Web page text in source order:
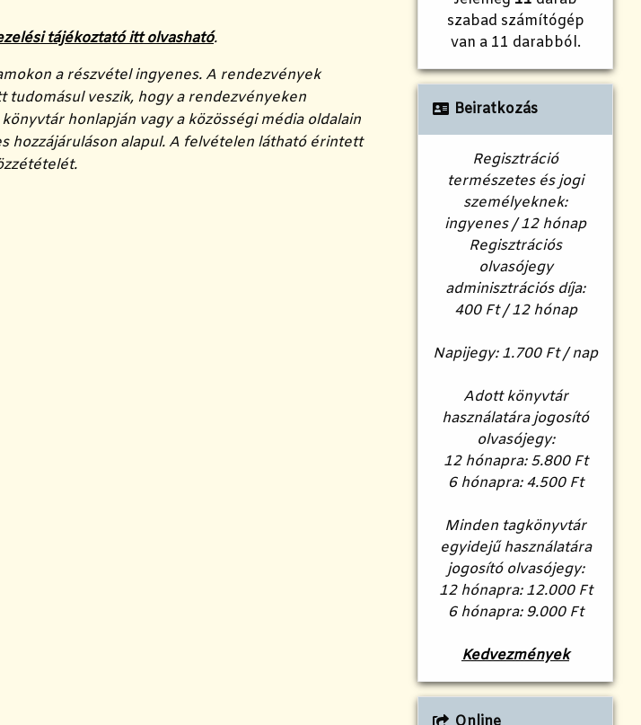
tájékoztató itt olvasható.
a részvétel ingyenes. A rendezvények
veszik, hogy a rendezvényeken
honlapján vagy a közösségi média oldalain
hozzájáruláson alapul. A felvételen látható érintett
szabad számítógép
van a 11 darabból.
Beiratkozás
Regisztráció
természetes és jogi
személyeknek:
ingyenes / 12 hónap
Regisztrációs
olvasójegy
adminisztrációs díja:
400 Ft / 12 hónap
Napijegy: 1.700 Ft / nap
Adott könyvtár
használatára jogosító
olvasójegy:
12 hónapra: 5.800 Ft
6 hónapra: 4.500 Ft
Minden tagkönyvtár
egyidejű használatára
jogosító olvasójegy:
12 hónapra: 12.000 Ft
6 hónapra: 9.000 Ft
Kedvezmények